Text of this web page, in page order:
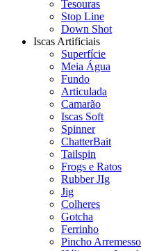
Tesouras
Stop Line
Down Shot
Iscas Artificiais
Superfície
Meia Água
Fundo
Articulada
Camarão
Iscas Soft
Spinner
ChatterBait
Tailspin
Frogs e Ratos
Rubber JIg
Jig
Colheres
Gotcha
Ferrinho
Pincho Arremesso